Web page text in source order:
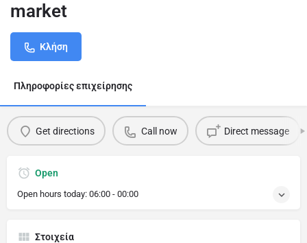
market
Κλήση
Πληροφορίες επιχείρησης
Get directions Call now Direct message
Open
Open hours today: 06:00 - 00:00
Στοιχεία